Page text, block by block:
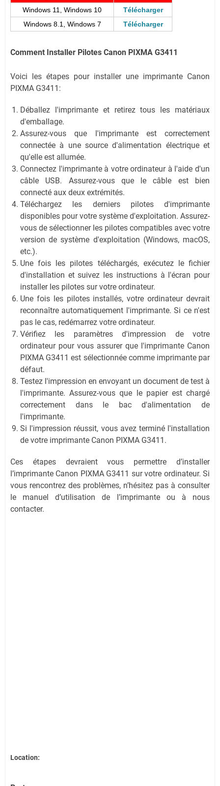
Windows 11, Windows 10
Télécharger
Windows 8.1, Windows 7
Télécharger
Comment Installer Pilotes Canon PIXMA G3411
Voici les étapes pour installer une imprimante Canon
PIXMA G3411:
Déballez l'imprimante et retirez tous les matériaux
d'emballage.
Assurez-vous que l'imprimante est correctement
connectée à une source d'alimentation électrique et
qu'elle est allumée.
Connectez l'imprimante à votre ordinateur à l'aide d'un
câble USB. Assurez-vous que le câble est bien
connecté aux deux extrémités.
Téléchargez les derniers pilotes d'imprimante
disponibles pour votre système d'exploitation. Assurez-
vous de sélectionner les pilotes compatibles avec votre
version de système d'exploitation (Windows, macOS,
etc.).
Une fois les pilotes téléchargés, exécutez le fichier
d'installation et suivez les instructions à l'écran pour
installer les pilotes sur votre ordinateur.
Une fois les pilotes installés, votre ordinateur devrait
reconnaître automatiquement l'imprimante. Si ce n'est
pas le cas, redémarrez votre ordinateur.
Vérifiez les paramètres d'impression de votre
ordinateur pour vous assurer que l'imprimante Canon
PIXMA G3411 est sélectionnée comme imprimante par
défaut.
Testez l'impression en envoyant un document de test à
l'imprimante. Assurez-vous que le papier est chargé
correctement dans le bac d'alimentation de
l'imprimante.
Si l'impression réussit, vous avez terminé l'installation
de votre imprimante Canon PIXMA G3411.
Ces étapes devraient vous permettre d’installer
l’imprimante Canon PIXMA G3411 sur votre ordinateur. Si
vous rencontrez des problèmes, n’hésitez pas à consulter
le manuel d’utilisation de l’imprimante ou à nous
contacter.
Location: